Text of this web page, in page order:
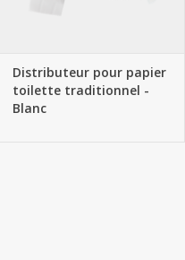
Distributeur pour papier
toilette traditionnel -
Blanc